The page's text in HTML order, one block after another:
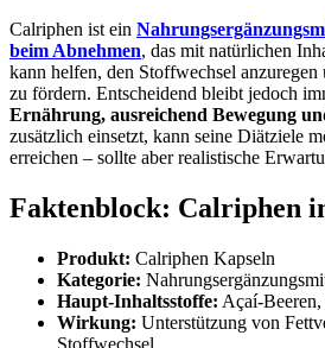
Calriphen ist ein
beim Abnehmen, das mit natürlichen
kann helfen, den Stoffwechsel
zu fördern. Entscheidend bleibt jedoch
Ernährung, ausreichend Bewegung
zusätzlich einsetzt, kann seine Diätziele
erreichen – sollte aber realistische
Faktenblock: Calriphen
Produkt: Calriphen Kapseln
Kategorie:
Haupt-Inhaltsstoffe: Açaí-
Wirkung: Unterstützung von
Stoffwechsel